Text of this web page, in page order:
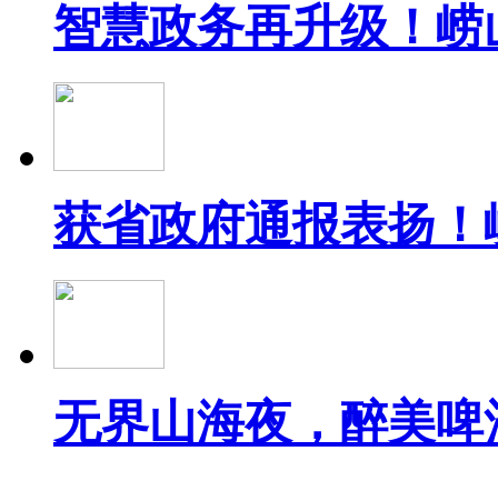
智慧政务再升级！
获省政府通报表扬
无界山海夜，醉美